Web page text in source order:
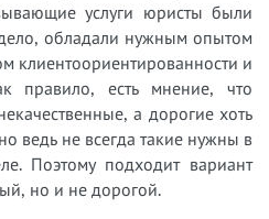
услуги юристы были
обладали нужным опытом
клиентоориентированности и
правило, есть мнение, что
а дорогие хоть
ведь не всегда такие нужны в
Поэтому подходит вариант
но и не дорогой.